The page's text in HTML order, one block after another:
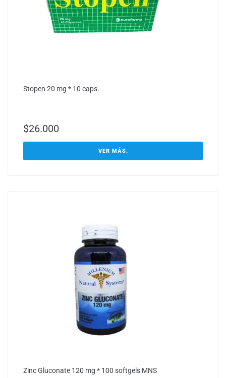
Stopen 20 mg * 10 caps.
$26.000
VER MÁS.
Zinc Gluconate 120 mg * 100 softgels MNS